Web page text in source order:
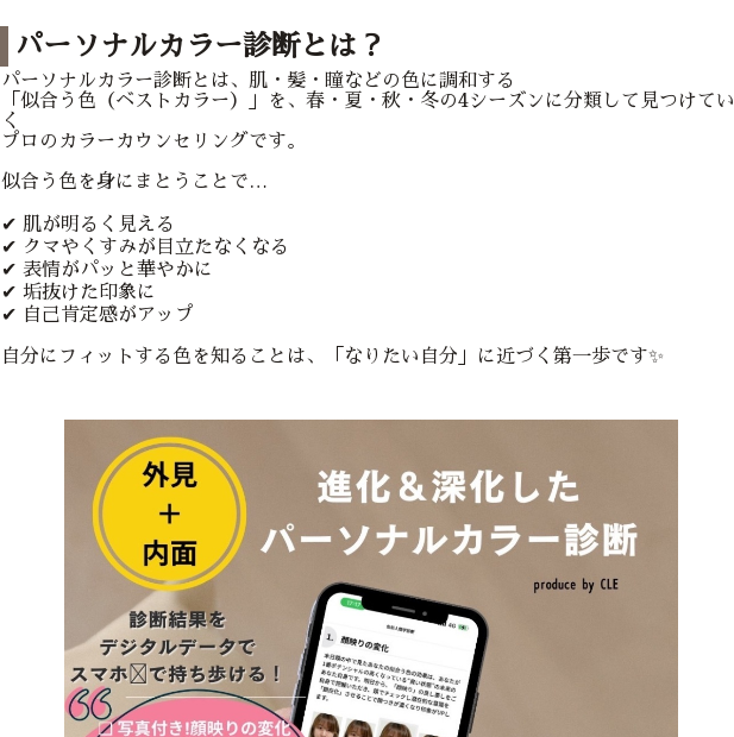
パーソナルカラー診断とは？
パーソナルカラー診断とは、肌・髪・瞳などの色に調和する
「似合う色（ベストカラー）」を、春・夏・秋・冬の4シーズンに分類して見つけてい
く
プロのカラーカウンセリングです。
似合う色を身にまとうことで…
✔ 肌が明るく見える
✔ クマやくすみが目立たなくなる
✔ 表情がパッと華やかに
✔ 垢抜けた印象に
✔ 自己肯定感がアップ
自分にフィットする色を知ることは、「なりたい自分」に近づく第一歩です✨